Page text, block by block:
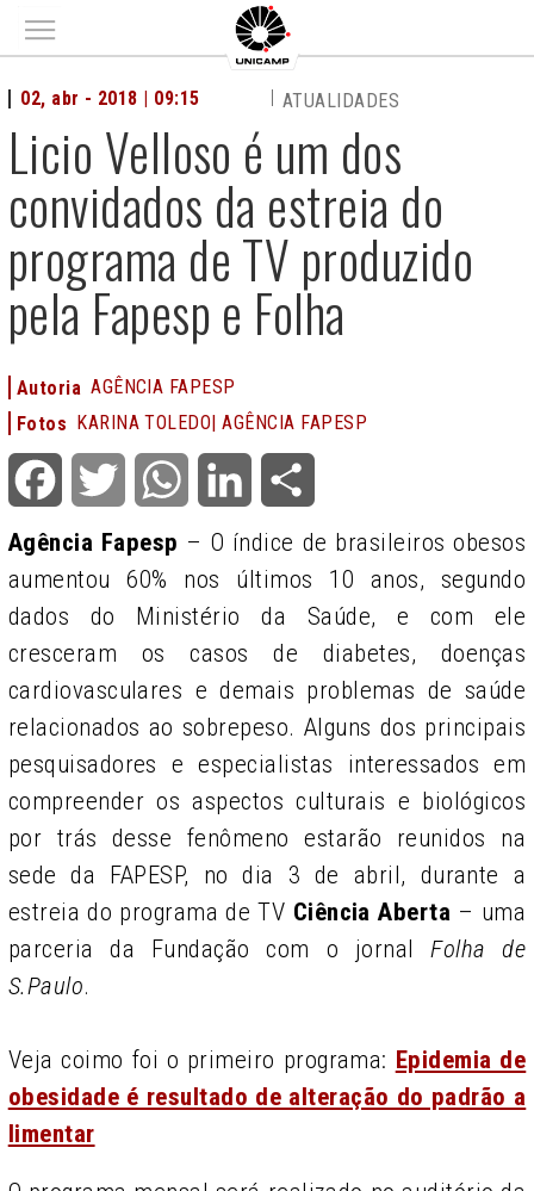
Main menu
Licio Velloso é um dos
convidados da estreia do
programa de TV produzido
pela Fapesp e Folha
02, abr - 2018 | 09:15 ATUALIDADES
Autoria AGÊNCIA FAPESP
Fotos KARINA TOLEDO| AGÊNCIA FAPESP
Facebook Twitter WhatsApp LinkedIn
Agência Fapesp – O índice de brasileiros obesos
aumentou 60% nos últimos 10 anos, segundo
dados do Ministério da Saúde, e com ele
cresceram os casos de diabetes, doenças
cardiovasculares e demais problemas de saúde
relacionados ao sobrepeso. Alguns dos principais
pesquisadores e especialistas interessados em
compreender os aspectos culturais e biológicos
por trás desse fenômeno estarão reunidos na
sede da FAPESP, no dia 3 de abril, durante a
estreia do programa de TV Ciência Aberta – uma
parceria da Fundação com o jornalFolha de
S.Paulo.
Veja coimo foi o primeiro programa: Epidemia de
obesidade é resultado de alteração do padrão a
limentar